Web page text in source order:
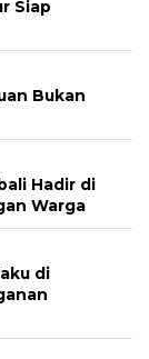
Siap
Bukan
Hadir di
Warga
di